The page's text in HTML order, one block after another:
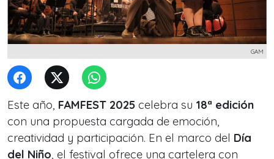
GAM
Este año, FAMFEST 2025 celebra su 18ª edición
con una propuesta cargada de emoción,
creatividad y participación. En el marco del Día
del Niño, el festival ofrece una cartelera con